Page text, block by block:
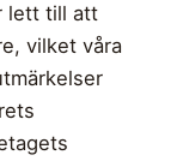
lett till att
vilket våra